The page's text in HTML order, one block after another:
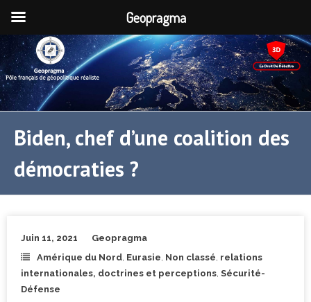
Biden, chef d’une coalition des
démocraties ?
Juin 11, 2021
Geopragma
Amérique du Nord Eurasie Non classé relations
internationales, doctrines et perceptions Sécurité-
Défense
Geopragma